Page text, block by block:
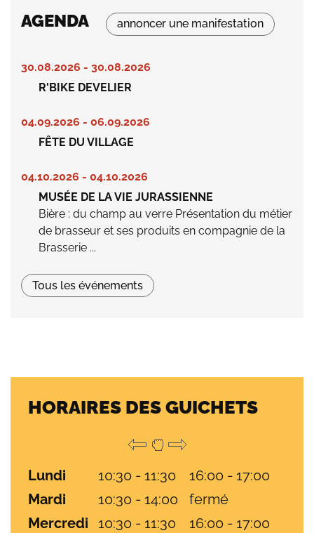
AGENDA annoncer une manifestation
30.08.2026 - 30.08.2026
R'BIKE DEVELIER
04.09.2026 - 06.09.2026
FÊTE DU VILLAGE
04.10.2026 - 04.10.2026
MUSÉE DE LA VIE JURASSIENNE
Bière : du champ au verre Présentation du métier
de brasseur et ses produits en compagnie de la
Brasserie ...
Tous les événements
HORAIRES DES GUICHETS
Lundi 10:30 - 11:30
16:00 - 17:00
Mardi
10:30 - 14:00
fermé
Mercredi
10:30 - 11:30
16:00 - 17:00